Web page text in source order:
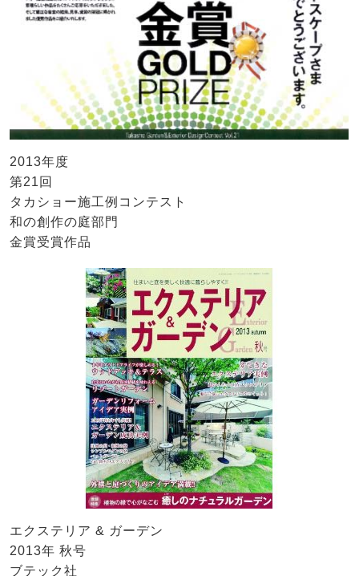
2013年度
第21回
タカショー施工例コンテスト
和の創作の庭部門
金賞受賞作品
エクステリア & ガーデン
2013年 秋号
ブテック社